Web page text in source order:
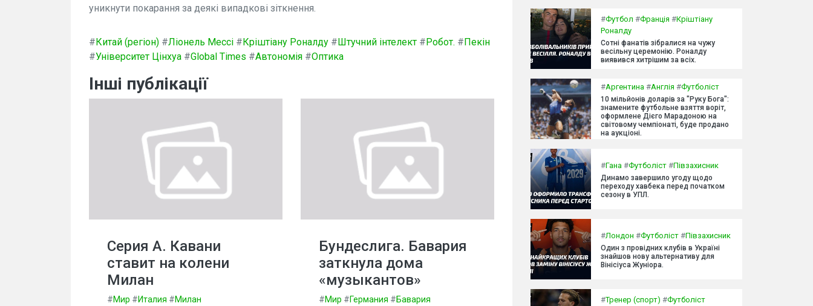
уникнути покарання за деякі випадкові зіткнення.
#Китай (регіон) #Ліонель Мессі #Кріштіану Роналду #Штучний інтелект #Робот. #Пекін
#Університет Цінхуа #Global Times #Автономія #Оптика
Інші публікації
Серия А. Кавани
ставит на колени
Милан
#Мир #Италия #Милан
Бундеслига. Бавария
заткнула дома
«музыкантов»
#Мир #Германия #Бавария
#Футбол #Франція #Кріштіану
Роналду
Сотні фанатів зібралися на чужу
весільну церемонію. Роналду
виявився хитрішим за всіх.
#Аргентина #Англія #Футболіст
10 мільйонів доларів за "Руку Бога":
знамените футбольне взяття воріт,
оформлене Дієго Марадоною на
світовому чемпіонаті, буде продано
на аукціоні.
#Гана #Футболіст #Півзахисник
Динамо завершило угоду щодо
переходу хавбека перед початком
сезону в УПЛ.
#Лондон #Футболіст #Півзахисник
Один з провідних клубів в Україні
знайшов нову альтернативу для
Вінісіуса Жуніора.
#Тренер (спорт) #Футболіст